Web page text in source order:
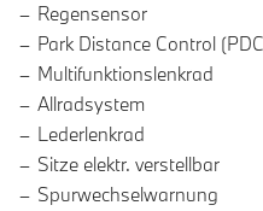
Regensensor
Park Distance Control
Multifunktionslenkrad
Allradsystem
Lederlenkrad
Sitze elektr. verstellbar
Spurwechselwarnung